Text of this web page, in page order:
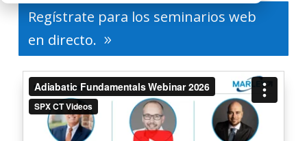
Regístrate para los seminarios web
en directo.